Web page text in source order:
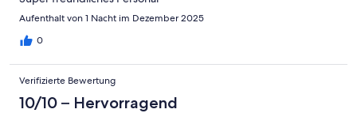
Aufenthalt von 1 Nacht im Dezember 2025
0
Verifizierte Bewertung
10/10 – Hervorragend